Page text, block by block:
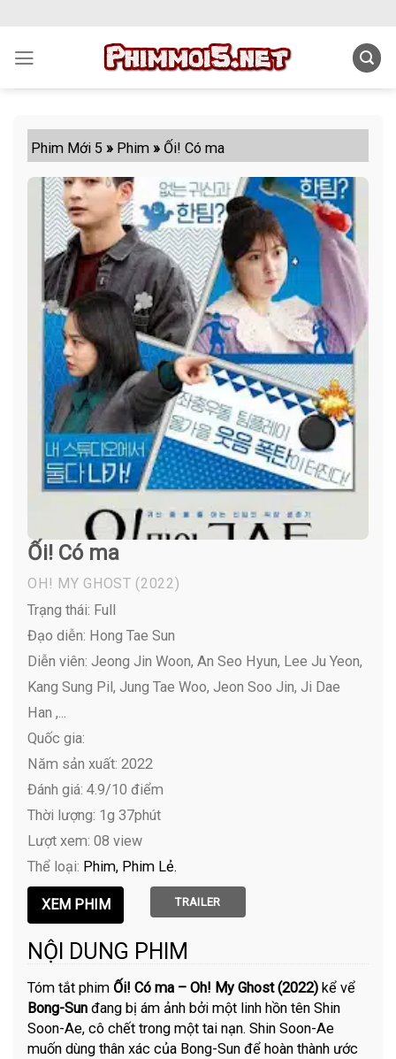
content
Phim Mới 5 » Phim » Ối! Có ma
Ối! Có ma
OH! MY GHOST (2022)
Trạng thái: Full
Đạo diễn: Hong Tae Sun
Diễn viên: Jeong Jin Woon, An Seo Hyun, Lee Ju Yeon,
Kang Sung Pil, Jung Tae Woo, Jeon Soo Jin, Ji Dae
Han ,...
Quốc gia:
Năm sản xuất: 2022
Đánh giá: 4.9/10 điểm
Thời lượng: 1g 37phút
Lượt xem: 08 view
Thể loại: Phim Phim Lẻ
TRAILER
NỘI DUNG PHIM
Tóm tắt phim Ối! Có ma – Oh! My Ghost (2022) kể vể
Bong-Sun đang bị ám ảnh bởi một linh hồn tên Shin
Soon-Ae, cô chết trong một tai nạn. Shin Soon-Ae
muốn dùng thân xác của Bong-Sun để hoàn thành ước